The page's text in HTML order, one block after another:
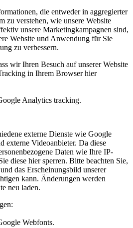
die entweder in aggregierter
zu verstehen, wie unsere Website
unsere Marketingkampagnen sind,
Website und Anwendung für Sie
zu verbessern.
wir Ihren Besuch auf unserer Website
in Ihrem Browser hier
Analytics tracking.
externe Dienste wie Google
externe Videoanbieter. Da diese
Daten wie Ihre IP-
diese hier sperren. Bitte beachten Sie,
das Erscheinungsbild unserer
kann. Änderungen werden
neu laden.
Webfonts.